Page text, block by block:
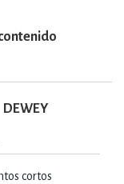
DEWEY
cortos